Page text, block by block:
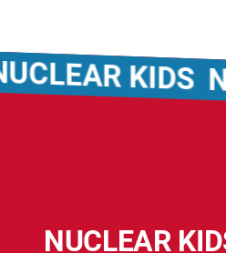
NUCLEAR
KIDS